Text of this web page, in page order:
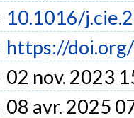
10.1016/
https://
02 nov. 2023
08 avr. 2025